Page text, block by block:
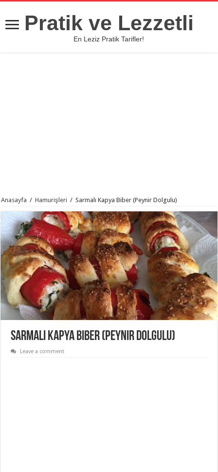
Pratik ve Lezzetli
En Leziz Pratik Tarifler!
Anasayfa / Hamurişleri / Sarmalı Kapya Biber (Peynir Dolgulu)
Sarmalı Kapya Biber (Peynir Dolgulu)
Leave a comment